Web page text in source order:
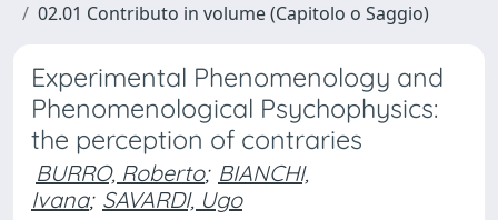
02.01 Contributo in volume (Capitolo o Saggio)
Experimental Phenomenology and
Phenomenological Psychophysics:
the perception of contraries
BURRO, Roberto; BIANCHI,
Ivana; SAVARDI, Ugo